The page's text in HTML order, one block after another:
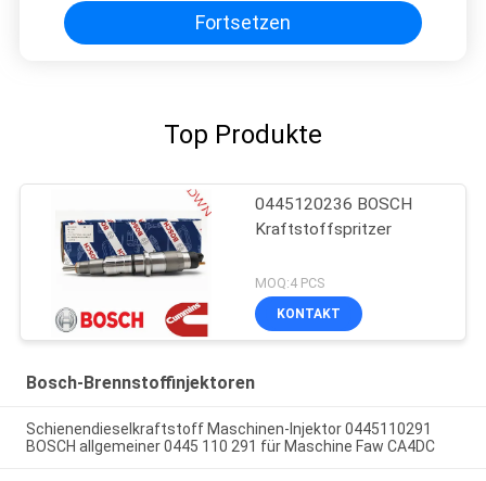
Fortsetzen
Top Produkte
0445120236 BOSCH
Kraftstoffspritzer
MOQ:4 PCS
KONTAKT
Bosch-Brennstoffinjektoren
Schienendieselkraftstoff Maschinen-Injektor 0445110291
BOSCH allgemeiner 0445 110 291 für Maschine Faw CA4DC